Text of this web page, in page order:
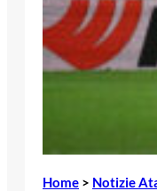
Home > Notizie